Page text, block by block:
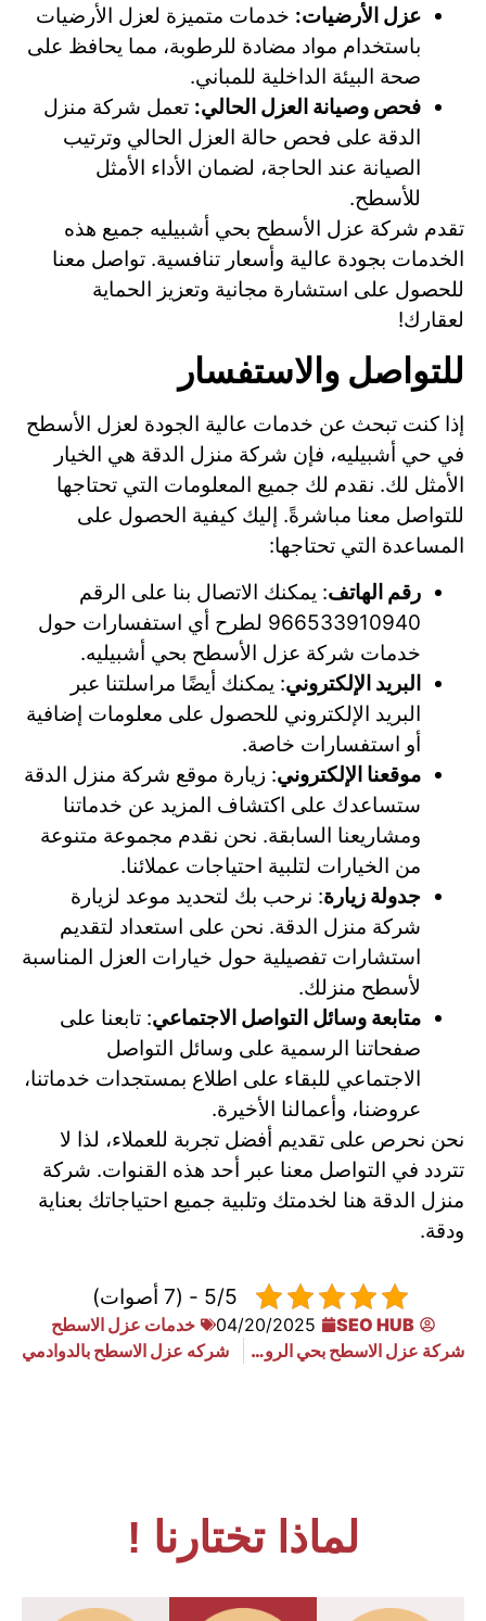
عزل الأرضيات: خدمات متميزة لعزل الأرضيات
باستخدام مواد مضادة للرطوبة، مما يحافظ على
صحة البيئة الداخلية للمباني.
فحص وصيانة العزل الحالي: تعمل شركة منزل
الدقة على فحص حالة العزل الحالي وترتيب
الصيانة عند الحاجة، لضمان الأداء الأمثل
للأسطح.
تقدم شركة عزل الأسطح بحي أشبيليه جميع هذه
الخدمات بجودة عالية وأسعار تنافسية. تواصل معنا
للحصول على استشارة مجانية وتعزيز الحماية
لعقارك!
للتواصل والاستفسار
إذا كنت تبحث عن خدمات عالية الجودة لعزل الأسطح
في حي أشبيليه، فإن شركة منزل الدقة هي الخيار
الأمثل لك. نقدم لك جميع المعلومات التي تحتاجها
للتواصل معنا مباشرةً. إليك كيفية الحصول على
المساعدة التي تحتاجها:
رقم الهاتف: يمكنك الاتصال بنا على الرقم
966533910940 لطرح أي استفسارات حول
خدمات شركة عزل الأسطح بحي أشبيليه.
البريد الإلكتروني: يمكنك أيضًا مراسلتنا عبر
البريد الإلكتروني للحصول على معلومات إضافية
أو استفسارات خاصة.
موقعنا الإلكتروني: زيارة موقع شركة منزل الدقة
ستساعدك على اكتشاف المزيد عن خدماتنا
ومشاريعنا السابقة. نحن نقدم مجموعة متنوعة
من الخيارات لتلبية احتياجات عملائنا.
جدولة زيارة: نرحب بك لتحديد موعد لزيارة
شركة منزل الدقة. نحن على استعداد لتقديم
استشارات تفصيلية حول خيارات العزل المناسبة
لأسطح منزلك.
متابعة وسائل التواصل الاجتماعي: تابعنا على
صفحاتنا الرسمية على وسائل التواصل
الاجتماعي للبقاء على اطلاع بمستجدات خدماتنا،
عروضنا، وأعمالنا الأخيرة.
نحن نحرص على تقديم أفضل تجربة للعملاء، لذا لا
تتردد في التواصل معنا عبر أحد هذه القنوات. شركة
منزل الدقة هنا لخدمتك وتلبية جميع احتياجاتك بعناية
ودقة.
5/5 - (7 أصوات)
SEO HUB
04/20/2025
خدمات عزل الاسطح
شركة عزل الاسطح بحي الروضه
شركه عزل الاسطح بالدوادمي
لماذا تختارنا !